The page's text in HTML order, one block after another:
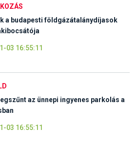
a budapesti földgázátalánydíjasok
03 16:55:11
az ünnepi ingyenes parkolás a
03 16:55:11